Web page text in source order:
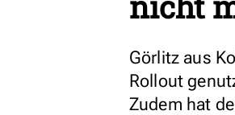
Görlitz aus
Rollout
Zudem hat